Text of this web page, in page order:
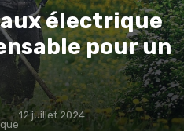
électrique
pour un
12 juillet 2024